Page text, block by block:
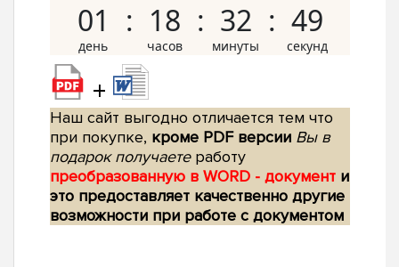
01 18 32 48
+
Наш сайт выгодно отличается тем что
при покупке, кроме PDF версии Вы в
подарок получаетеработу
преобразованную в WORD - документ и
это предоставляет качественно другие
возможности при работе с документом